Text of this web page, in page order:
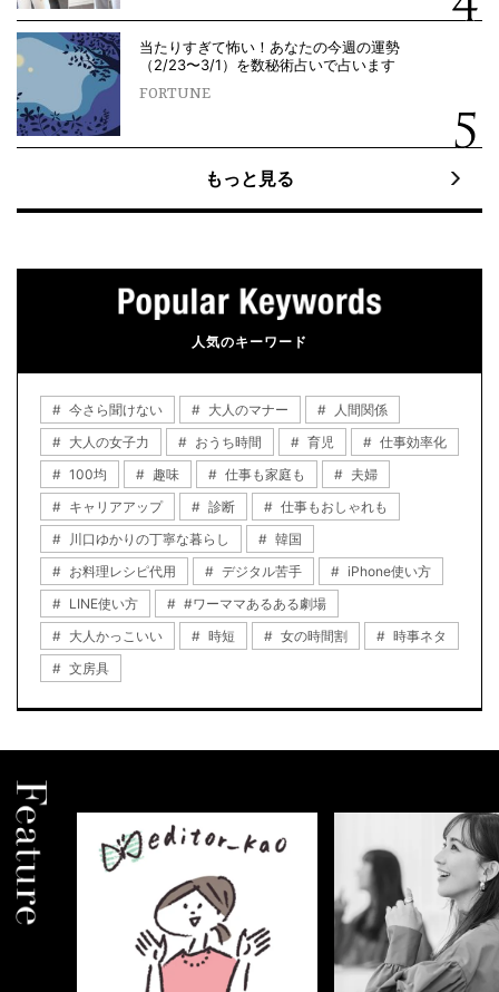
当たりすぎて怖い！あなたの今週の運勢
（2/23〜3/1）を数秘術占いで占います
FORTUNE
もっと見る
人気のキーワード
今さら聞けない 大人のマナー
人間関係
大人の女子力
おうち時間 育児
仕事効率化
100均
趣味 仕事も家庭も
夫婦
キャリアアップ
診断
仕事もおしゃれも
川口ゆかりの丁寧な暮らし
韓国
お料理レシピ代用
デジタル苦手
iPhone使い方
LINE使い方
#ワーママあるある劇場
大人かっこいい
時短 女の時間割
時事ネタ
文房具